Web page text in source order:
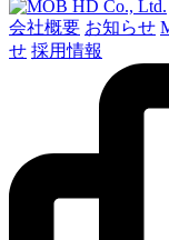
会社概要 お知らせ
せ 採用情報